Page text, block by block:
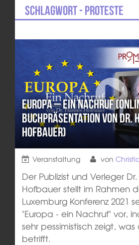
Schlagwort - Proteste
Europa – ein Nachruf
Buchpräsentation von Dr.
Hofbauer)
Veranstaltung von
Der Publizist und Verleger
Hofbauer stellt im Rahmen
Luxemburg Konferenz 2021
"Europa - ein Nachruf" vor,
sehr pessimistisch zeigt, was
betrifft.